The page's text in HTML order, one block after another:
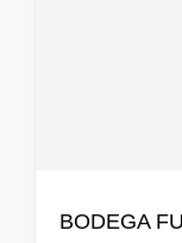
BODEGA